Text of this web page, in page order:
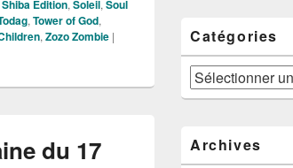
Shiba Edition,Soleil,Soul
,Tower of God,
,Zozo Zombie |
du 17
Catégories
Catégories
Archives